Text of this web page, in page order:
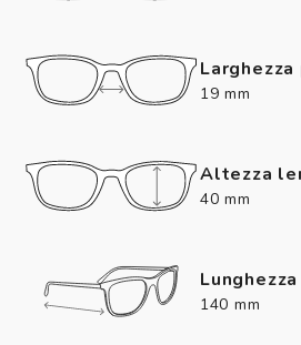
19 mm
Altezza
40 mm
140 mm